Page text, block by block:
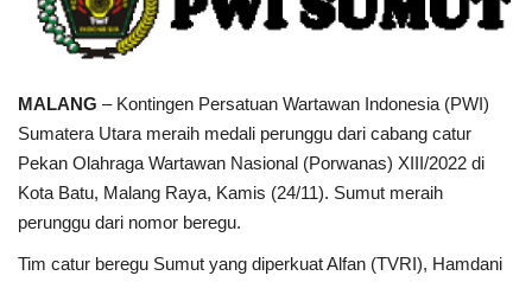
MALANG – Kontingen Persatuan Wartawan Indonesia (PWI)
Sumatera Utara meraih medali perunggu dari cabang catur
Pekan Olahraga Wartawan Nasional (Porwanas) XIII/2022 di
Kota Batu, Malang Raya, Kamis (24/11). Sumut meraih
perunggu dari nomor beregu.
Tim catur beregu Sumut yang diperkuat Alfan (TVRI), Hamdani